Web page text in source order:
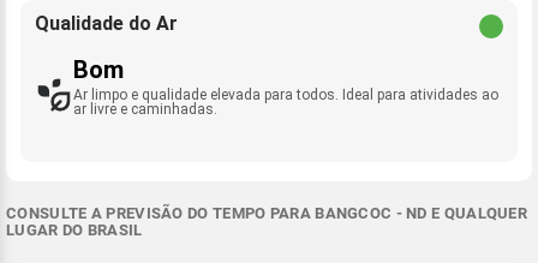
Qualidade do Ar
Bom
Ar limpo e qualidade elevada para todos. Ideal para atividades ao
ar livre e caminhadas.
CONSULTE A PREVISÃO DO TEMPO PARA BANGCOC - ND E QUALQUER
LUGAR DO BRASIL